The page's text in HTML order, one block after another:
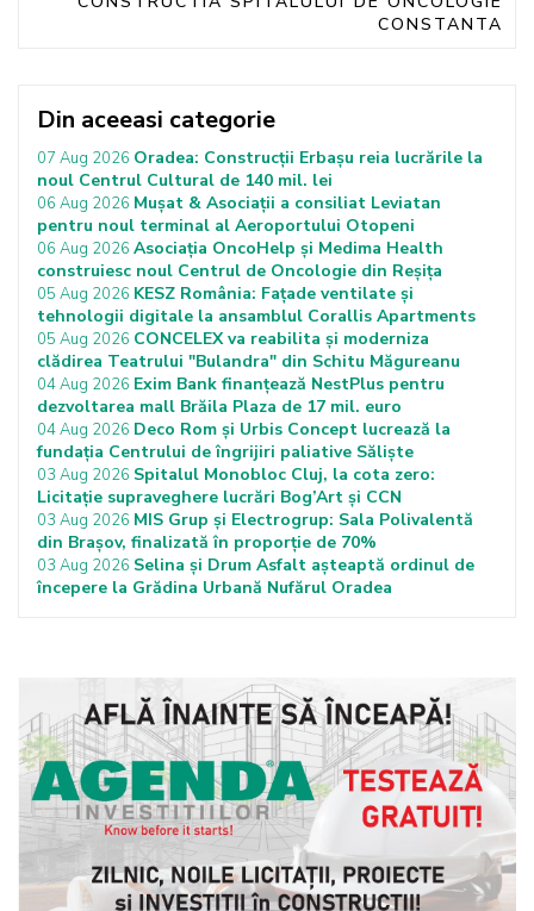
CONSTANTA
Din aceeasi categorie
07 Aug 2026 Oradea: Construcții Erbașu reia lucrările la
noul Centrul Cultural de 140 mil. lei
06 Aug 2026 Mușat & Asociații a consiliat Leviatan
pentru noul terminal al Aeroportului Otopeni
06 Aug 2026 Asociația OncoHelp și Medima Health
construiesc noul Centrul de Oncologie din Reșița
05 Aug 2026 KESZ România: Fațade ventilate și
tehnologii digitale la ansamblul Corallis Apartments
05 Aug 2026 CONCELEX va reabilita și moderniza
clădirea Teatrului "Bulandra" din Schitu Măgureanu
04 Aug 2026 Exim Bank finanțează NestPlus pentru
dezvoltarea mall Brăila Plaza de 17 mil. euro
04 Aug 2026 Deco Rom și Urbis Concept lucrează la
fundația Centrului de îngrijiri paliative Săliște
03 Aug 2026 Spitalul Monobloc Cluj, la cota zero:
Licitație supraveghere lucrări Bog’Art și CCN
03 Aug 2026 MIS Grup și Electrogrup: Sala Polivalentă
din Brașov, finalizată în proporție de 70%
03 Aug 2026 Selina și Drum Asfalt așteaptă ordinul de
începere la Grădina Urbană Nufărul Oradea